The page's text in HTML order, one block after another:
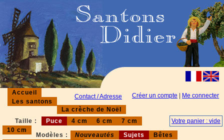
Créer un compte Me connecter
Contact / Adresse
Accueil
Les santons
La crèche de Noël
Votre panier : vide
Taille : Puce 4 cm 6 cm
7 cm
10 cm
Modèles : Nouveautés Sujets
Bêtes